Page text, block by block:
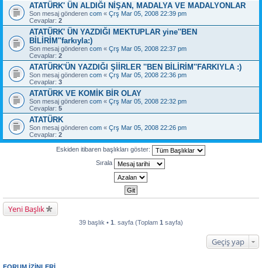
ATATÜRK' ÜN ALDIĞI NİŞAN, MADALYA VE MADALYONLAR
Son mesaj gönderen com « Çrş Mar 05, 2008 22:39 pm
Cevaplar: 2
ATATÜRK' ÜN YAZDIĞI MEKTUPLAR yine''BEN
BİLİRİM''farkıyla:)
Son mesaj gönderen com « Çrş Mar 05, 2008 22:37 pm
Cevaplar: 2
ATATÜRK'ÜN YAZDIĞI ŞİİRLER ''BEN BİLİRİM''FARKIYLA :)
Son mesaj gönderen com « Çrş Mar 05, 2008 22:36 pm
Cevaplar: 3
ATATÜRK VE KOMİK BİR OLAY
Son mesaj gönderen com « Çrş Mar 05, 2008 22:32 pm
Cevaplar: 5
ATATÜRK
Son mesaj gönderen com « Çrş Mar 05, 2008 22:26 pm
Cevaplar: 2
Eskiden itibaren başlıkları göster:
Sırala
Yeni Başlık
39 başlık • 1 . sayfa (Toplam 1 sayfa)
Geçiş yap
FORUM IZINLERI